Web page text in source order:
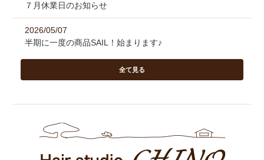
７月休業日のお知らせ
2026/05/07
半期に一度の商品SAIL！始まります♪
全て見る